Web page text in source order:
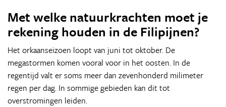
Met welke natuurkrachten moet je
rekening houden in de Filipijnen?
Het orkaanseizoen loopt van juni tot oktober. De
megastormen komen vooral voor in het oosten. In de
regentijd valt er soms meer dan zevenhonderd milimeter
regen per dag. In sommige gebieden kan dit tot
overstromingen leiden.